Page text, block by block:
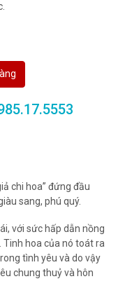
chi hoa” đứng đầu
sang, phú quý.
với sức hấp dẫn nồng
hoa của nó toát ra
tình yêu và do vậy
chung thuỷ và hôn